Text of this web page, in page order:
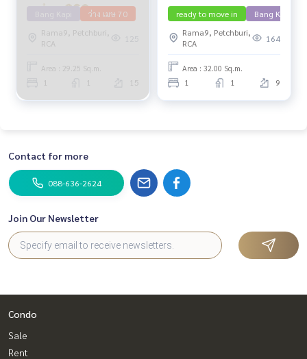
รามคำแหง🔴🟢🟡
ว่าง เมษ 70
Rama9, Petchburi,
RCA
125
Area : 29.25 Sq.m.
1 1 15
ready to move in
Bang Kapi
Rama9, Petchburi,
RCA
164
Area : 32.00 Sq.m.
1 1 9
Contact for more
088-636-2624
Join Our Newsletter
Condo
Sale
Rent